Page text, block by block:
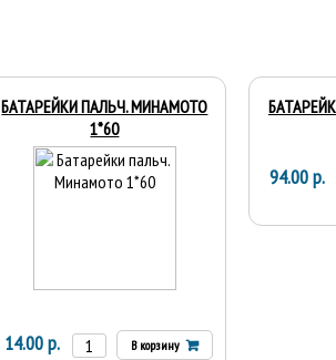
БАТАРЕЙКИ ПАЛЬЧ. МИНАМОТО
1*60
14.00 р. В корзину
94.00 р.